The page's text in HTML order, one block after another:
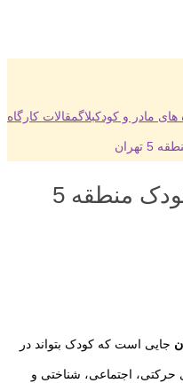
های مادر و کودکبلاگمقالات کارگاه
بهترین کارگاه مادر و کودک منطقه 5
جایی است که کودک بتواند در
حرکتی، اجتماعی، شناختی و